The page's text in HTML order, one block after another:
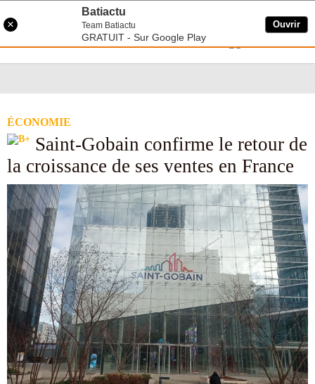
au
contenu
principalToggle navigation
ÉCONOMIE
Saint-Gobain confirme le retour de
la croissance de ses ventes en France
×
Batiactu
Team Batiactu
GRATUIT - Sur Google Play
Ouvrir